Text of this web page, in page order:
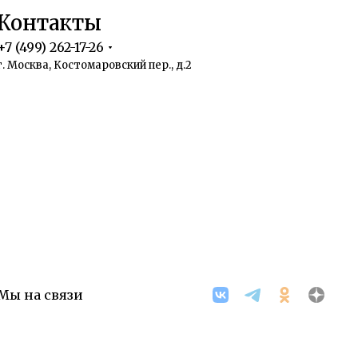
(499) 262-17-26
Москва, Костомаровский пер., д.2
на связи